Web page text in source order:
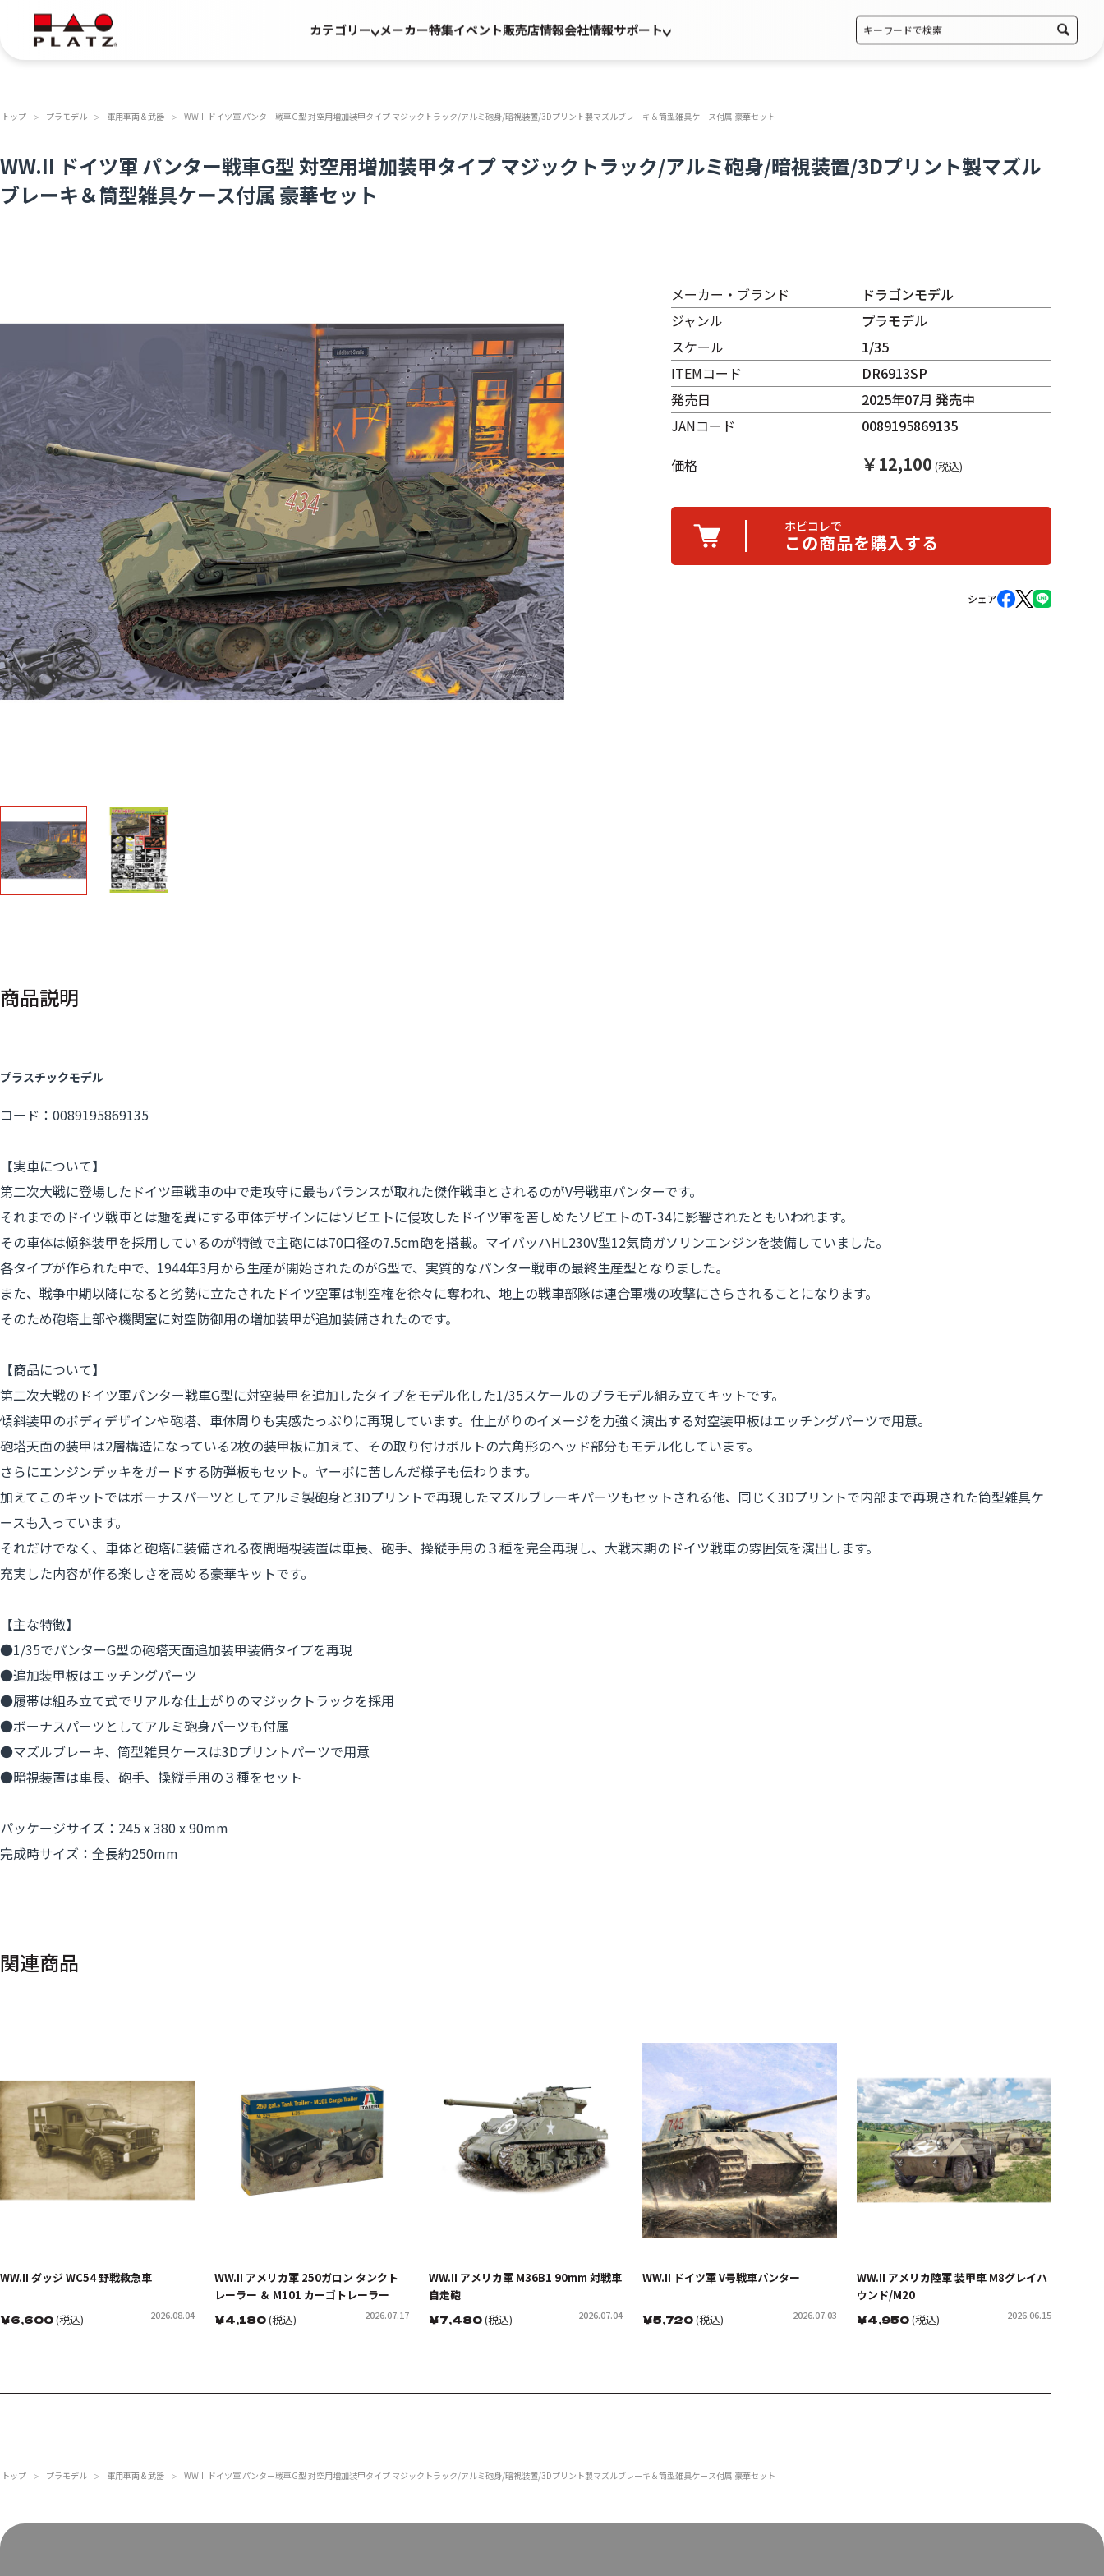
カテゴリー メーカー特集イベント販売店情報会社情報サポート
トップ ＞ プラモデル ＞ 軍用車両 & 武器 ＞ WW.II ドイツ軍 パンター戦車G型 対空用増加装甲タイプ マジックトラック/アルミ砲身/暗視装置/3Dプリント製マズルブレーキ＆筒型雑具ケース付属 豪華セット
WW.II ドイツ軍 パンター戦車G型 対空用増加装甲タイプ マジックトラック/アルミ砲身/暗視装置/3Dプリント製マズル
ブレーキ＆筒型雑具ケース付属 豪華セット
メーカー・ブランド
ドラゴンモデル
ジャンル
プラモデル
スケール
1/35
ITEMコード
DR6913SP
発売日
2025年07月 発売中
JANコード
0089195869135
価格
￥12,100 (税込)
ホビコレで
この商品を購入する
シェア
商品説明
プラスチックモデル
コード：0089195869135
【実車について】
第二次大戦に登場したドイツ軍戦車の中で走攻守に最もバランスが取れた傑作戦車とされるのがV号戦車パンターです。
それまでのドイツ戦車とは趣を異にする車体デザインにはソビエトに侵攻したドイツ軍を苦しめたソビエトのT-34に影響されたともいわれます。
その車体は傾斜装甲を採用しているのが特徴で主砲には70口径の7.5cm砲を搭載。マイバッハHL230V型12気筒ガソリンエンジンを装備していました。
各タイプが作られた中で、1944年3月から生産が開始されたのがG型で、実質的なパンター戦車の最終生産型となりました。
また、戦争中期以降になると劣勢に立たされたドイツ空軍は制空権を徐々に奪われ、地上の戦車部隊は連合軍機の攻撃にさらされることになります。
そのため砲塔上部や機関室に対空防御用の増加装甲が追加装備されたのです。
【商品について】
第二次大戦のドイツ軍パンター戦車G型に対空装甲を追加したタイプをモデル化した1/35スケールのプラモデル組み立てキットです。
傾斜装甲のボディデザインや砲塔、車体周りも実感たっぷりに再現しています。仕上がりのイメージを力強く演出する対空装甲板はエッチングパーツで用意。
砲塔天面の装甲は2層構造になっている2枚の装甲板に加えて、その取り付けボルトの六角形のヘッド部分もモデル化しています。
さらにエンジンデッキをガードする防弾板もセット。ヤーボに苦しんだ様子も伝わります。
加えてこのキットではボーナスパーツとしてアルミ製砲身と3Dプリントで再現したマズルブレーキパーツもセットされる他、同じく3Dプリントで内部まで再現された筒型雑具ケ
ースも入っています。
それだけでなく、車体と砲塔に装備される夜間暗視装置は車長、砲手、操縦手用の３種を完全再現し、大戦末期のドイツ戦車の雰囲気を演出します。
充実した内容が作る楽しさを高める豪華キットです。
【主な特徴】
●1/35でパンターG型の砲塔天面追加装甲装備タイプを再現
●追加装甲板はエッチングパーツ
●履帯は組み立て式でリアルな仕上がりのマジックトラックを採用
●ボーナスパーツとしてアルミ砲身パーツも付属
●マズルブレーキ、筒型雑具ケースは3Dプリントパーツで用意
●暗視装置は車長、砲手、操縦手用の３種をセット
パッケージサイズ：245 x 380 x 90mm
完成時サイズ：全長約250mm
関連商品
WW.II ダッジ WC54 野戦救急車
￥6,600(税込) 2026.08.04
WW.II アメリカ軍 250ガロン タンクト
レーラー ＆ M101 カーゴトレーラー
￥4,180(税込) 2026.07.17
WW.II アメリカ軍 M36B1 90mm 対戦車
自走砲
￥7,480(税込) 2026.07.04
WW.II ドイツ軍 V号戦車パンター
￥5,720(税込) 2026.07.03
WW.II アメリカ陸軍 装甲車 M8グレイハ
ウンド/M20
￥4,950(税込) 2026.06.15
トップ ＞ プラモデル ＞ 軍用車両 & 武器 ＞ WW.II ドイツ軍 パンター戦車G型 対空用増加装甲タイプ マジックトラック/アルミ砲身/暗視装置/3Dプリント製マズルブレーキ＆筒型雑具ケース付属 豪華セット